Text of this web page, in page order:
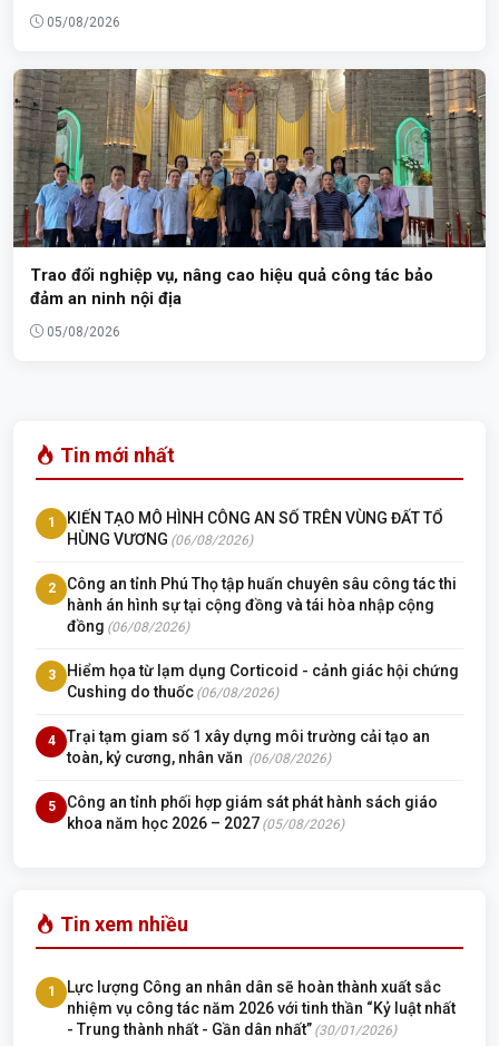
05/08/2026
Trao đổi nghiệp vụ, nâng cao hiệu quả công tác bảo
đảm an ninh nội địa
05/08/2026
Tin mới nhất
1
KIẾN TẠO MÔ HÌNH CÔNG AN SỐ TRÊN VÙNG ĐẤT TỔ
HÙNG VƯƠNG (06/08/2026)
2
Công an tỉnh Phú Thọ tập huấn chuyên sâu công tác thi
hành án hình sự tại cộng đồng và tái hòa nhập cộng
đồng (06/08/2026)
3
Hiểm họa từ lạm dụng Corticoid - cảnh giác hội chứng
Cushing do thuốc (06/08/2026)
4
Trại tạm giam số 1 xây dựng môi trường cải tạo an
toàn, kỷ cương, nhân văn (06/08/2026)
5
Công an tỉnh phối hợp giám sát phát hành sách giáo
khoa năm học 2026 – 2027 (05/08/2026)
Tin xem nhiều
1
Lực lượng Công an nhân dân sẽ hoàn thành xuất sắc
nhiệm vụ công tác năm 2026 với tinh thần “Kỷ luật nhất
- Trung thành nhất - Gần dân nhất” (30/01/2026)